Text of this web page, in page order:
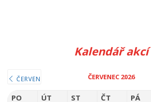
Kalendář akcí
ČERVEN ČERVENEC 2026
PO ÚT ST ČT PÁ